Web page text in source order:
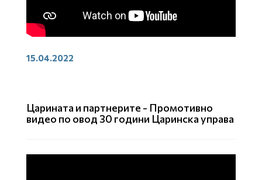
15.04.2022
Царината и партнерите - Промотивно
видео по овод 30 години Царинска управа